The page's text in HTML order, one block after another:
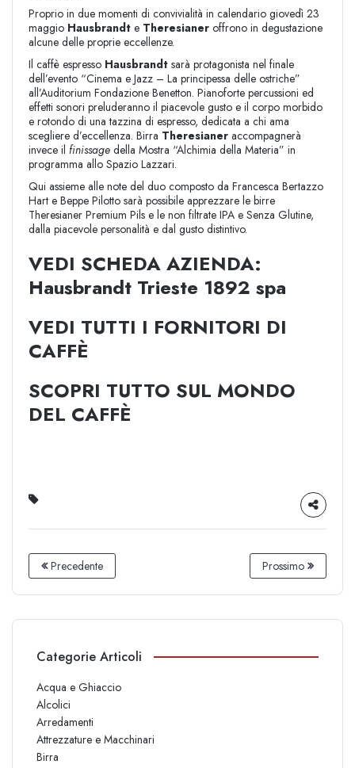
Proprio in due momenti di convivialità in calendario giovedì 23
maggio Hausbrandt e Theresianer offrono in degustazione
alcune delle proprie eccellenze.
Il caffè espresso Hausbrandt sarà protagonista nel finale
dell’evento “Cinema e Jazz – La principessa delle ostriche”
all’Auditorium Fondazione Benetton. Pianoforte percussioni ed
effetti sonori preluderanno il piacevole gusto e il corpo morbido
e rotondo di una tazzina di espresso, dedicata a chi ama
scegliere d’eccellenza. Birra Theresianer accompagnerà
invece il finissage della Mostra “Alchimia della Materia” in
programma allo Spazio Lazzari.
Qui assieme alle note del duo composto da Francesca Bertazzo
Hart e Beppe Pilotto sarà possibile apprezzare le birre
Theresianer Premium Pils e le non filtrate IPA e Senza Glutine,
dalla piacevole personalità e dal gusto distintivo.
VEDI SCHEDA AZIENDA:
Hausbrandt Trieste 1892 spa
VEDI TUTTI I FORNITORI DI
CAFFÈ
SCOPRI TUTTO SUL MONDO
DEL CAFFÈ
Precedente Prossimo
Categorie Articoli
Acqua e Ghiaccio
Alcolici
Arredamenti
Attrezzature e Macchinari
Birra